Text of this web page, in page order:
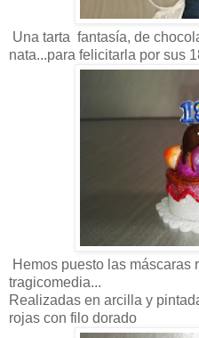
Una tarta fantasía, de
nata...para felicitarla por sus
Hemos puesto las máscaras
tragicomedia...
Realizadas en arcilla y
rojas con filo dorado